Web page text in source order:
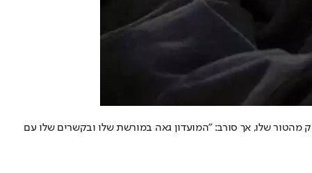
מהטור שלו, אך סורב: "המועדון גאה במורשת שלו ובקשרים שלו עם